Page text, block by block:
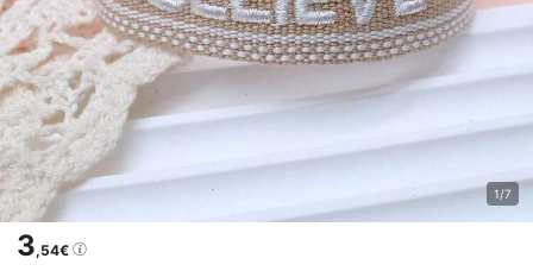
1/7
3,54€